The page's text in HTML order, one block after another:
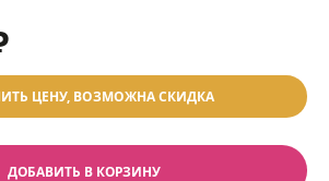
ЦЕНУ, ВОЗМОЖНА СКИДКА
ДОБАВИТЬ В КОРЗИНУ